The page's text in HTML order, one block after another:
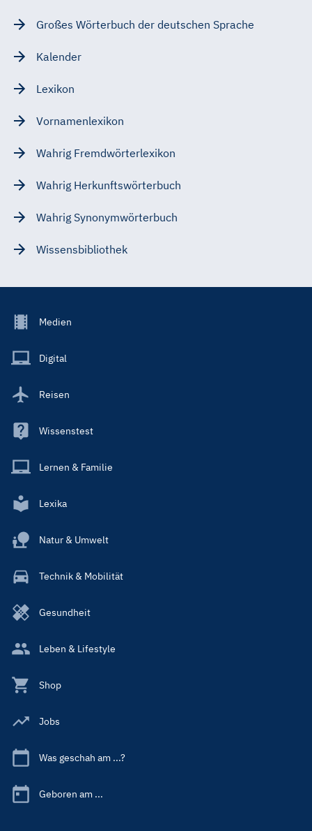
Großes Wörterbuch der deutschen Sprache
Kalender
Lexikon
Vornamenlexikon
Wahrig Fremdwörterlexikon
Wahrig Herkunftswörterbuch
Wahrig Synonymwörterbuch
Wissensbibliothek
Footer
Main
Medien
Digital
Reisen
Wissenstest
Lernen & Familie
Lexika
Natur & Umwelt
Technik & Mobilität
Gesundheit
Leben & Lifestyle
Shop
Jobs
Was geschah am ...?
Geboren am ...